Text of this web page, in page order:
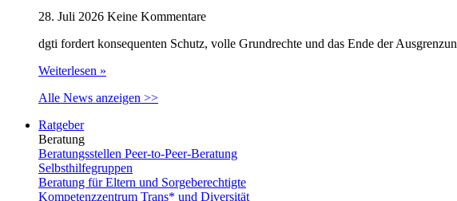
28. Juli 2026 Keine Kommentare
dgti fordert konsequenten Schutz, volle Grundrechte und das Ende der
Weiterlesen »
Alle News anzeigen >>
Ratgeber
Beratung
Beratungsstellen Peer-to-Peer-Beratung
Selbsthilfegruppen
Beratung für Eltern und Sorgeberechtigte
Kompetenzzentrum Trans* und Diversität